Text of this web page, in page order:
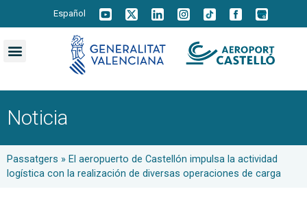
Español
Noticia
Passatgers » El aeropuerto de Castellón impulsa la actividad
logística con la realización de diversas operaciones de carga